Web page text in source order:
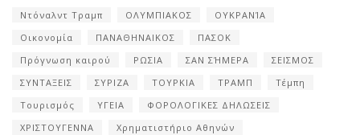
Ντόναλντ Τραμπ
ΟΛΥΜΠΙΑΚΟΣ
ΟΥΚΡΑΝΊΑ
Οικονομία
ΠΑΝΑΘΗΝΑΙΚΟΣ
ΠΑΣΟΚ
Πρόγνωση καιρού
ΡΩΣΙΑ ΣΑΝ ΣΉΜΕΡΑ
ΣΕΙΣΜΟΣ
ΣΥΝΤΑΞΕΙΣ
ΣΥΡΙΖΑ ΤΟΥΡΚΙΑ ΤΡΑΜΠ
Τέμπη
Τουρισμός
ΥΓΕΙΑ
ΦΟΡΟΛΟΓΙΚΕΣ ΔΗΛΩΣΕΙΣ
ΧΡΙΣΤΟΥΓΕΝΝΑ
Χρηματιστήριο Αθηνών